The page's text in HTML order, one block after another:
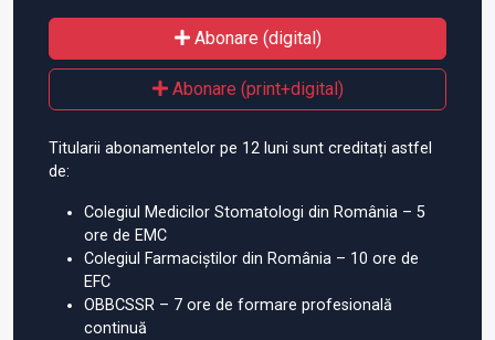
Abonare (digital)
Abonare (print+digital)
Titularii abonamentelor pe 12 luni sunt creditați astfel
de:
Colegiul Medicilor Stomatologi din România – 5
ore de EMC
Colegiul Farmaciștilor din România – 10 ore de
EFC
OBBCSSR – 7 ore de formare profesională
continuă